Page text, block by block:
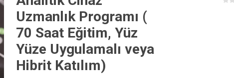
Uzmanlık Programı (
70 Saat Eğitim, Yüz
Yüze Uygulamalı veya
Hibrit Katılım)